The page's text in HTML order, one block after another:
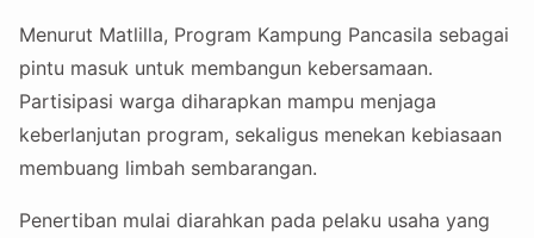
Menurut Matlilla, Program Kampung Pancasila sebagai
pintu masuk untuk membangun kebersamaan.
Partisipasi warga diharapkan mampu menjaga
keberlanjutan program, sekaligus menekan kebiasaan
membuang limbah sembarangan.
Penertiban mulai diarahkan pada pelaku usaha yang